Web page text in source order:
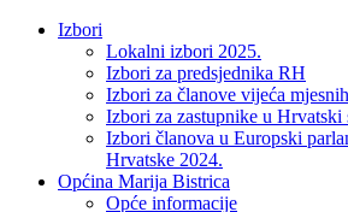
Izbori
Lokalni izbori 2025.
Izbori za predsjednika RH
Izbori za članove vijeća
Izbori za zastupnike u Hrvatski
Izbori članova u Europski
Hrvatske 2024.
Općina Marija Bistrica
Opće informacije